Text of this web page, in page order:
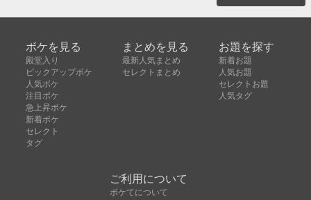
ボケを見る
殿堂入り
ピックアップボケ
人気ボケ
注目ボケ
急上昇ボケ
新着ボケ
セレクト
タグ
まとめを見る
最新人気まとめ
セレクトまとめ
お題を探す
新着お題
人気お題
セレクトお題
人気タグ
ご利用について
ボケてについて